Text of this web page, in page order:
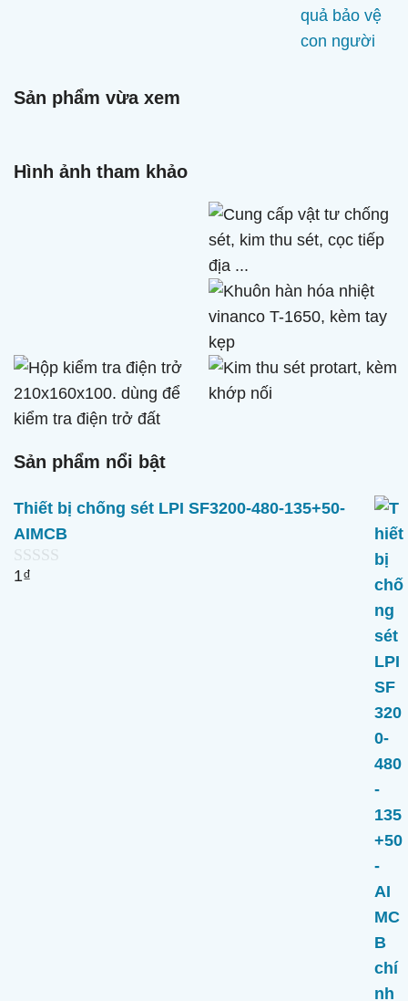
Sản phẩm vừa xem
Hình ảnh tham khảo
Sản phẩm nổi bật
Thiết bị chống sét LPI SF3200-480-135+50-
AIMCB
0
1₫